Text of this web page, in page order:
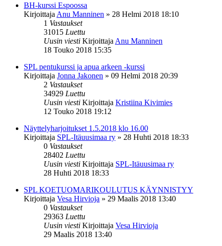
BH-kurssi Espoossa
Kirjoittaja Anu Manninen » 28 Helmi 2018 18:10
1 Vastaukset
31015 Luettu
Uusin viesti Kirjoittaja Anu Manninen
18 Touko 2018 15:35
SPL pentukurssi ja apua arkeen -kurssi
Kirjoittaja Jonna Jakonen » 09 Helmi 2018 20:39
2 Vastaukset
34929 Luettu
Uusin viesti Kirjoittaja Kristiina Kivimies
12 Touko 2018 19:12
Näyttelyharjoitukset 1.5.2018 klo 16.00
Kirjoittaja SPL-Itäuusimaa ry » 28 Huhti 2018 18:33
0 Vastaukset
28402 Luettu
Uusin viesti Kirjoittaja SPL-Itäuusimaa ry
28 Huhti 2018 18:33
SPL KOETUOMARIKOULUTUS KÄYNNISTYY
Kirjoittaja Vesa Hirvioja » 29 Maalis 2018 13:40
0 Vastaukset
29363 Luettu
Uusin viesti Kirjoittaja Vesa Hirvioja
29 Maalis 2018 13:40